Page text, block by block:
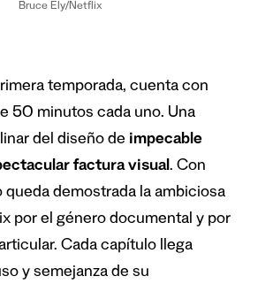
Bruce Ely/Netflix
temporada, cuenta con
50 minutos cada uno. Una
del diseño de impecable
factura visual. Con
queda demostrada la ambiciosa
por el género documental y por
Cada capítulo llega
y semejanza de su